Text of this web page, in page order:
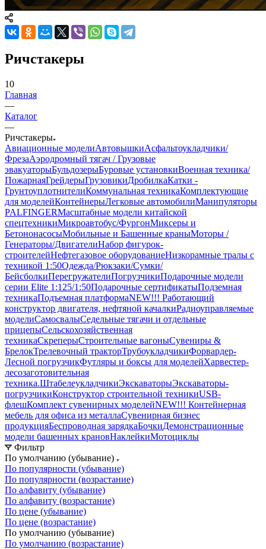
Ричстакеры
10
Главная
—
Каталог
—
Ричстакеры
Авиационные моделиАвтовышкиАсфальтоукладчики/
ФрезаАэродромный тягач / Грузовые
эвакуаторыБульдозерыБуровые установкиВоенная техника/
ПожарнаяГрейдерыГрузовикиДробилкаКатки -
ГрунтоуплотнителиКоммунальная техникаКомплектующие
для моделейКонтейнерыЛегковые автомобилиМанипуляторы
PALFINGERМасштабные модели китайской
спецтехникиМикроавтобус/ФургонМиксеры и
БетононасосыМобильные и Башенные краныМоторы /
Генераторы/ДвигателиНабор фигурок-
строителейНефтегазовое оборудованиеНизкорамные тралы с
техникой 1:50Одежда/Рюкзаки/Сумки/
БейсболкиПерегружателиПогрузчикиПодарочные модели
серии Elite 1:125/1:50Подарочные сертификатыПодземная
техникаПодъемная платформаNEW!!! Работающий
конструктор двигателя, нефтяной качалкиРадиоуправляемые
моделиСамосвалыСедельные тягачи и отдельные
прицепыСельскохозяйственная
техникаСкреперыСтроительные вагоныСувениры &
БрелокТрелевочный тракторТрубоукладчикиФорвардер-
Лесной погрузчикФутляры и боксы для моделейХарвестер-
лесозаготовительная
техника.ШтабелеукладчикиЭкскаваторыЭкскаваторы-
погрузчикиКонструктор строительной техникиUSB-
флешКомплект сувенирных моделейNEW!!! Контейнерная
мебель для офиса из металлаСувенирная бизнес
продукцияБеспроводная зарядкаБочкиДемонстрационные
модели башенных крановНаклейкиМотоциклы
Фильтр
По умолчанию (убывание)
По популярности (убывание)
По популярности (возрастание)
По алфавиту (убывание)
По алфавиту (возрастание)
По цене (убывание)
По цене (возрастание)
По умолчанию (убывание)
По умолчанию (возрастание)